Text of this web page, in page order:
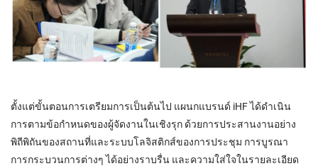
ตั้งแต่ขั้นตอนการเตรียมการเป็นต้นไป แผนกแบรนด์ iHF ได้ดำเนิน
การตามข้อกำหนดของผู้จัดงานในเชิงรุก ด้วยการประสานงานอย่าง
พิถีพิถันของสถานที่และระบบโลจิสติกส์ของการประชุม การบูรณา
การกระบวนการต่างๆ ได้อย่างราบรื่น และความใส่ใจในรายละเอียด